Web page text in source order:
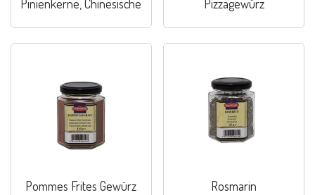
Pinienkerne, Chinesische Pizzagewürz
Pommes Frites Gewürz Rosmarin